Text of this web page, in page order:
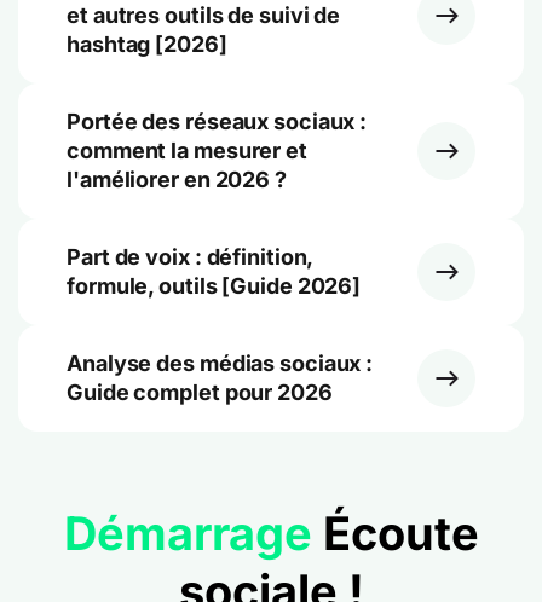
et autres outils de suivi de
hashtag [2026]
Portée des réseaux sociaux :
comment la mesurer et
l'améliorer en 2026 ?
Part de voix : définition,
formule, outils [Guide 2026]
Analyse des médias sociaux :
Guide complet pour 2026
Démarrage Écoute